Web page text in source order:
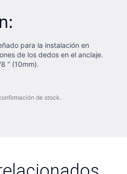
para la instalación en
de los dedos en el anclaje.
” (10mm).
de stock.